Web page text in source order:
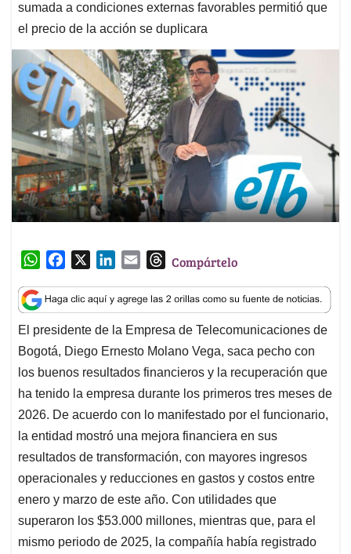
sumada a condiciones externas favorables permitió que
el precio de la acción se duplicara
W
a
t
s
A
p
p
c
e
b
o
o
k
n
k
e
d
I
n
a
i
l
T
r
e
a
d
s
Compártelo
El presidente de la Empresa de Telecomunicaciones de
Bogotá, Diego Ernesto Molano Vega, saca pecho con
los buenos resultados financieros y la recuperación que
ha tenido la empresa durante los primeros tres meses de
2026. De acuerdo con lo manifestado por el funcionario,
la entidad mostró una mejora financiera en sus
resultados de transformación, con mayores ingresos
operacionales y reducciones en gastos y costos entre
enero y marzo de este año. Con utilidades que
superaron los $53.000 millones, mientras que, para el
mismo periodo de 2025, la compañía había registrado